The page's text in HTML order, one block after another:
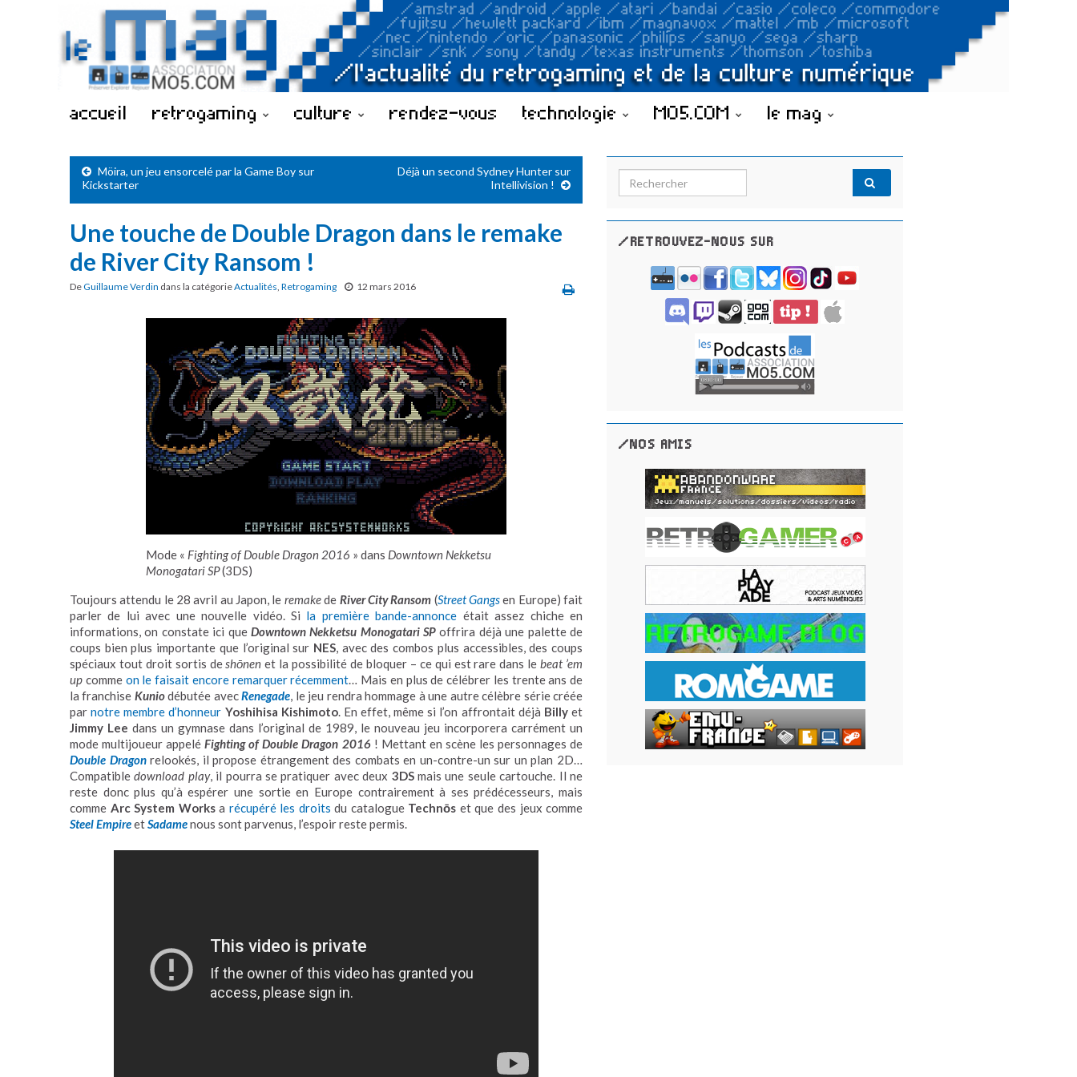
accueil retrogaming culture rendez-vous technologie MO5.COM le mag
Möira, un jeu ensorcelé par la Game Boy sur
Kickstarter
Déjà un second Sydney Hunter sur
Intellivision !
Une touche de Double Dragon dans le remake
de River City Ransom !
DeGuillaume Verdin dans la catégorieActualités, Retrogaming 12 mars 2016
Mode « Fighting of Double Dragon 2016 » dans Downtown Nekketsu
Monogatari SP(3DS)
Toujours attendu le 28 avril au Japon, le remakede River City Ransom (Street Gangsen Europe) fait
parler de lui avec une nouvelle vidéo. Si la première bande-annonce était assez chiche en
informations, on constate ici que Downtown Nekketsu Monogatari SP offrira déjà une palette de
coups bien plus importante que l’original sur NES, avec des combos plus accessibles, des coups
spéciaux tout droit sortis deshōnen et la possibilité de bloquer – ce qui est rare dans lebeat ’em
up comme on le faisait encore remarquer récemment… Mais en plus de célébrer les trente ans de
la franchise Kuniodébutée avecRenegade, le jeu rendra hommage à une autre célèbre série créée
parnotre membre d’honneur Yoshihisa Kishimoto. En effet, même si l’on affrontait déjà Billyet
Jimmy Lee dans un gymnase dans l’original de 1989, le nouveau jeu incorporera carrément un
mode multijoueur appeléFighting of Double Dragon 2016! Mettant en scène les personnages de
Double Dragonrelookés, il propose étrangement des combats en un-contre-un sur un plan 2D…
Compatibledownload play, il pourra se pratiquer avec deux 3DSmais une seule cartouche. Il ne
reste donc plus qu’à espérer une sortie en Europe contrairement à ses prédécesseurs, mais
comme Arc System Worksa récupéré les droits du catalogue Technōs et que des jeux comme
Steel EmpireetSadamenous sont parvenus, l’espoir reste permis.
Search for:
/RETROUVEZ-NOUS SUR
/NOS AMIS